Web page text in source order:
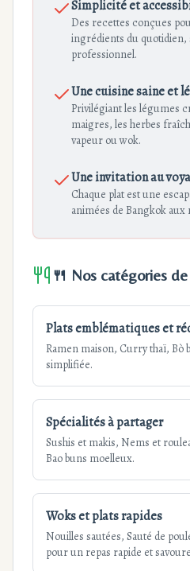
Simplicité et
Des recettes conçues
ingrédients du quotidien,
professionnel.
Une cuisine saine et
Privilégiant les légumes
maigres, les herbes
vapeur ou wok.
Une invitation au
Chaque plat est une
animées de Bangkok aux
🍴 Nos catégories
Plats emblématiques et
Ramen maison, Curry thaï, Bò
simplifiée.
Spécialités à partager
Sushis et makis, Nems et
Bao buns moelleux.
Woks et plats rapides
Nouilles sautées, Sauté de
pour un repas rapide et